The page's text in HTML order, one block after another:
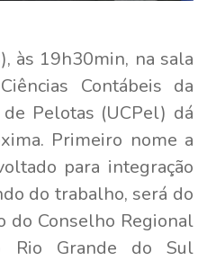
às 19h30min, na sala
Contábeis da
Pelotas (UCPel) dá
Primeiro nome a
para integração
do trabalho, será do
do Conselho Regional
Rio Grande do Sul